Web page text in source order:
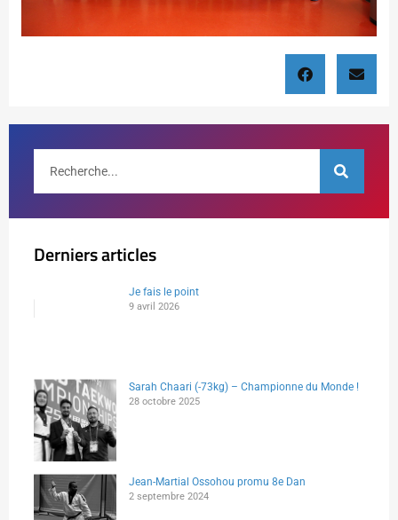
Derniers articles
Je fais le point
9 avril 2026
Sarah Chaari (-73kg) – Championne du Monde !
28 octobre 2025
Jean-Martial Ossohou promu 8e Dan
2 septembre 2024